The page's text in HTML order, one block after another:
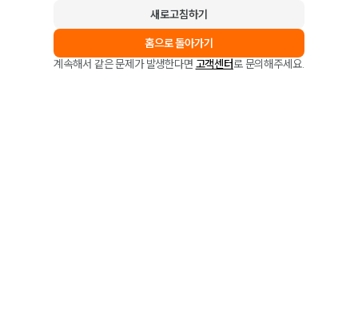
새로고침하기
홈으로 돌아가기
계속해서 같은 문제가 발생한다면 고객센터로 문의해주세요.